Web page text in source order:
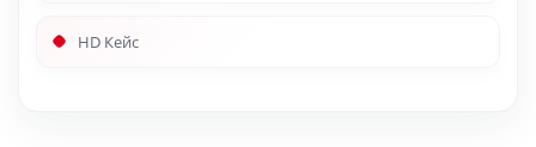
HD Кейс